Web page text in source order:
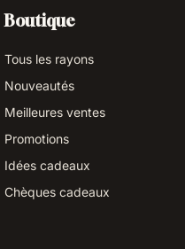
Boutique
Tous les rayons
Nouveautés
Meilleures ventes
Promotions
Idées cadeaux
Chèques cadeaux